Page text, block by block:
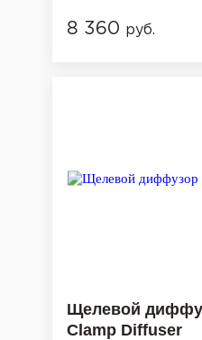
8 360 руб.
Щелевой
Clamp Diffuser